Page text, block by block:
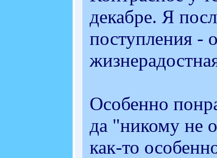
декабре. Я
поступления -
Особенно
да "никому не
как-то